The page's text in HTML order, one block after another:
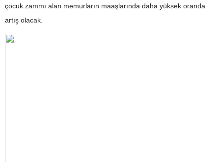
çocuk zammı alan memurların maaşlarında daha yüksek oranda
artış olacak.